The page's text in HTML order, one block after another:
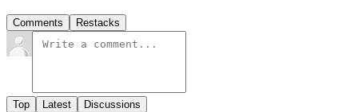
Comments Restacks
Top Latest Discussions